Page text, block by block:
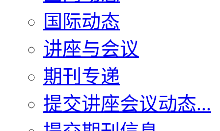
国际动态
讲座与会议
期刊专递
提交讲座会议动态...